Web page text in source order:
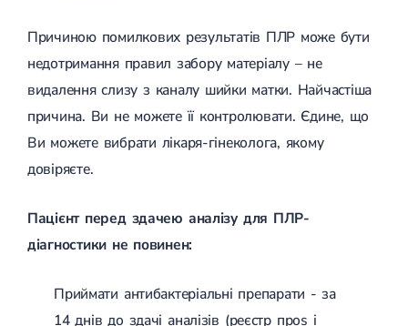
Причиною помилкових результатів ПЛР може бути
недотримання правил забору матеріалу – не
видалення слизу з каналу шийки матки. Найчастіша
причина. Ви не можете її контролювати. Єдине, що
Ви можете вибрати лікаря-гінеколога, якому
довіряєте.
Пацієнт перед здачею аналізу для ПЛР-
діагностики не повинен:
Приймати антибактеріальні препарати - за
14 днів до здачі аналізів (реєстр проѕ і